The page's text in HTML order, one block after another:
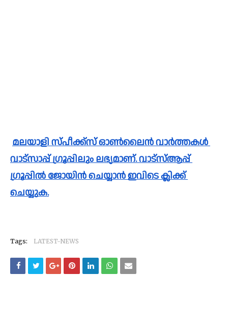
മലയാളി സ്പീക്ക്സ്‌ ഓൺലൈൻ വാർത്തകൾ
വാട്സാപ്പ് ഗ്രൂപ്പിലും ലഭ്യമാണ്. വാട്സ്ആപ്പ്
ഗ്രൂപ്പിൽ ജോയിൻ ചെയ്യാൻ ഇവിടെ ക്ലിക്ക്
ചെയ്യുക.
Tags: LATEST-NEWS